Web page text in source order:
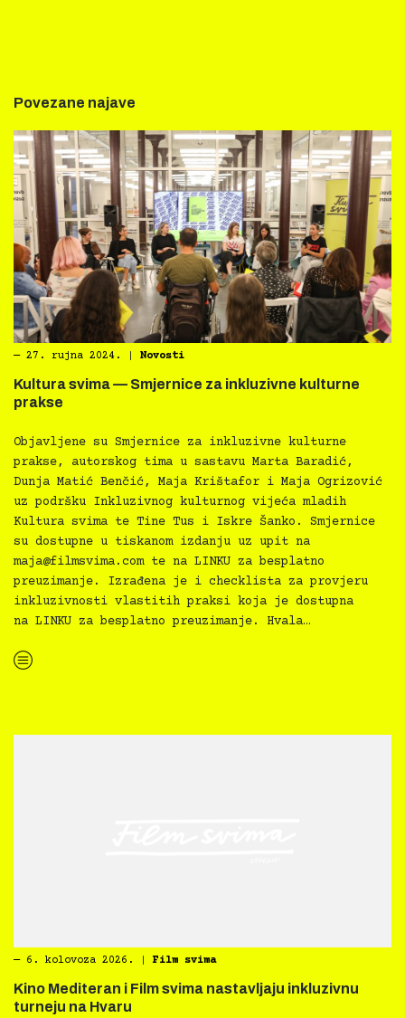
Povezane najave
― 27. rujna 2024. Novosti
Kultura svima — Smjernice za inkluzivne kulturne
prakse
Objavljene su Smjernice za inkluzivne kulturne
prakse, autorskog tima u sastavu Marta Baradić,
Dunja Matić Benčić, Maja Krištafor i Maja Ogrizović
uz podršku Inkluzivnog kulturnog vijeća mladih
Kultura svima te Tine Tus i Iskre Šanko. Smjernice
su dostupne u tiskanom izdanju uz upit na
maja@filmsvima.comte na LINKU za besplatno
preuzimanje. Izrađena je i checklista za provjeru
inkluzivnosti vlastitih praksi koja je dostupna
na LINKU za besplatno preuzimanje. Hvala…
“Kultura svima — Smjernice za inkluzivne kulturne prakse”
― 6. kolovoza 2026. Film svima
Kino Mediteran i Film svima nastavljaju inkluzivnu
turneju na Hvaru